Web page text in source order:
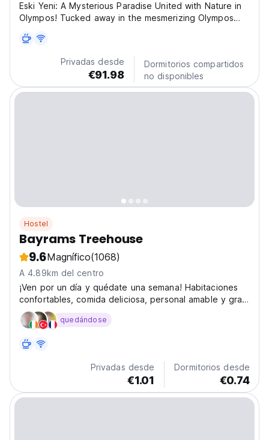
Eski Yeni: A Mysterious Paradise United with Nature in
Olympos! Tucked away in the mesmerizing Olympos
it's an extraordinary fusion of nature’s serene beauty
and the whispers of ancient history. Imagine...
Privadas desde
€91.98
Dormitorios compartidos
no disponibles
Hostel
Bayrams Treehouse
9.6Magnífico(1068)
A 4.89km del centro
¡Ven por un día y quédate una semana! Habitaciones
confortables, comida deliciosa, personal amable y gran
ambiente.
quedándose
Privadas desde
€1.01
Dormitorios desde
€0.74